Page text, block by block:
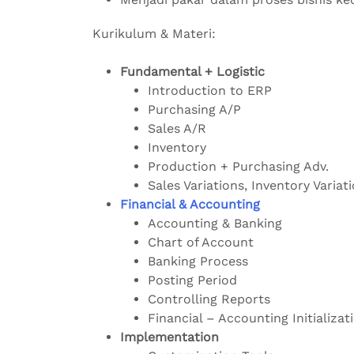
Kurikulum & Materi:
Fundamental + Logistic
Introduction to ERP
Purchasing A/P
Sales A/R
Inventory
Production + Purchasing Adv.
Sales Variations, Inventory
Financial & Accounting
Accounting & Banking
Chart of Account
Banking Process
Posting Period
Controlling Reports
Financial – Accounting
Implementation